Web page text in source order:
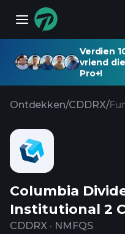
Verdien
vriend
Pro+!
Ontdekken/CDDRX/
Columbia
Institutional 2
CDDRX · NMFQS